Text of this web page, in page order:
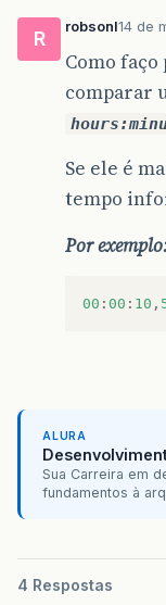
R
robsonl14 de
Como
comparar
Se ele é
tempo
Por
00 : 00 : 10 ,
ALURA
Sua Carreira em
fundamentos à
4 Respostas